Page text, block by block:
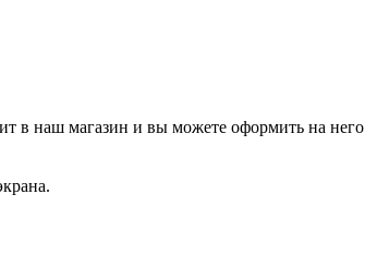
в наш магазин и вы можете оформить на него